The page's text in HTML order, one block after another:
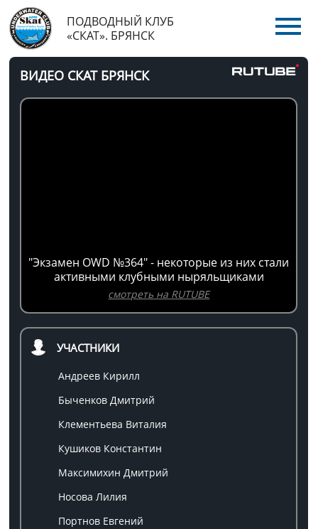
ПОДВОДНЫЙ КЛУБ
«СКАТ». БРЯНСК
ВИДЕО СКАТ БРЯНСК
"Экзамен OWD №364" - некоторые из них стали
активными клубными ныряльщиками
смотреть на RUTUBE
УЧАСТНИКИ
Андреев Кирилл
Быченков Дмитрий
Клементьева Виталия
Кушиков Константин
Максимихин Дмитрий
Носова Лилия
Портнов Евгений